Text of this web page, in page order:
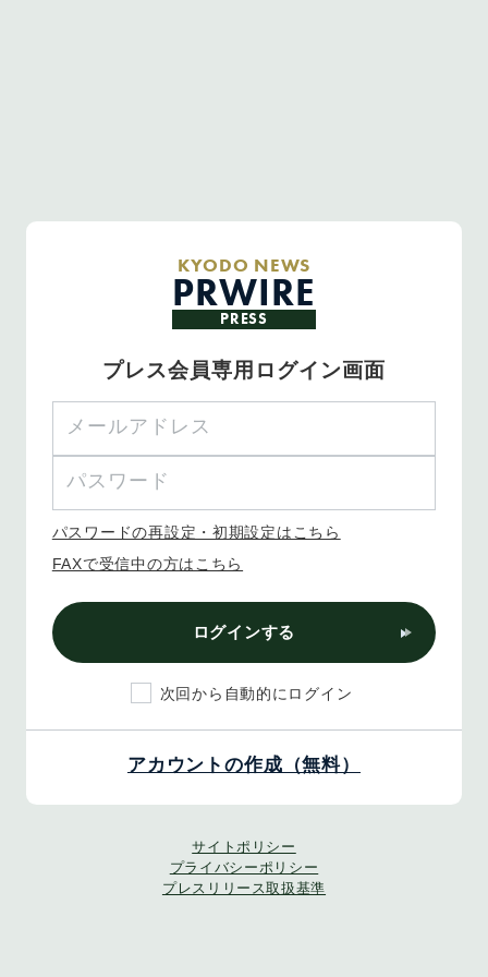
KYODO NEWS
PRWIRE
PRESS
プレス会員専用ログイン画面
パスワードの再設定・初期設定はこちら
FAXで受信中の方はこちら
ログインする
次回から自動的にログイン
アカウントの作成（無料）
サイトポリシー
プライバシーポリシー
プレスリリース取扱基準